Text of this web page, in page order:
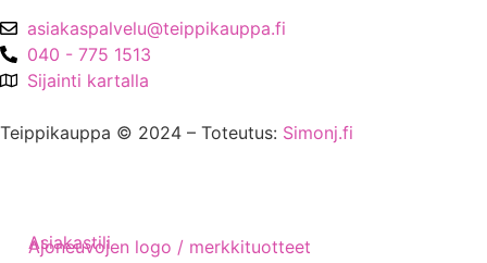
asiakaspalvelu@teippikauppa.fi
040 - 775 1513
Sijainti kartalla
Teippikauppa © 2024 – Toteutus: Simonj.fi
Ajoneuvojen logo / merkkituotteet
Asiakastili